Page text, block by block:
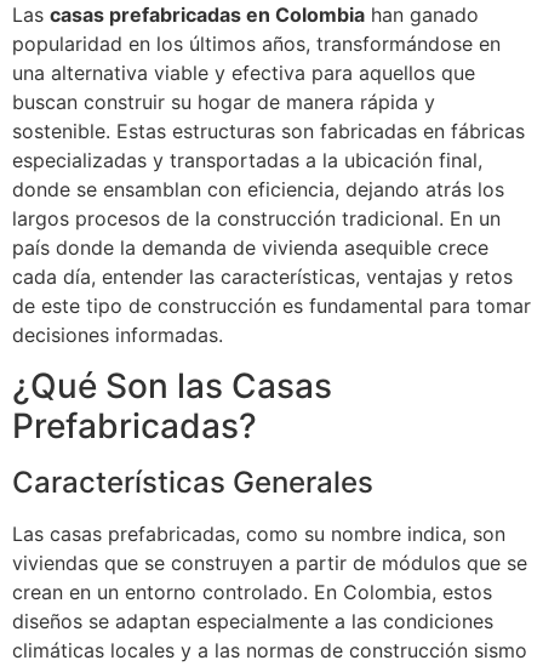
Las casas prefabricadas en Colombia han ganado
popularidad en los últimos años, transformándose en
una alternativa viable y efectiva para aquellos que
buscan construir su hogar de manera rápida y
sostenible. Estas estructuras son fabricadas en fábricas
especializadas y transportadas a la ubicación final,
donde se ensamblan con eficiencia, dejando atrás los
largos procesos de la construcción tradicional. En un
país donde la demanda de vivienda asequible crece
cada día, entender las características, ventajas y retos
de este tipo de construcción es fundamental para tomar
decisiones informadas.
¿Qué Son las Casas
Prefabricadas?
Características Generales
Las casas prefabricadas, como su nombre indica, son
viviendas que se construyen a partir de módulos que se
crean en un entorno controlado. En Colombia, estos
diseños se adaptan especialmente a las condiciones
climáticas locales y a las normas de construcción sismo